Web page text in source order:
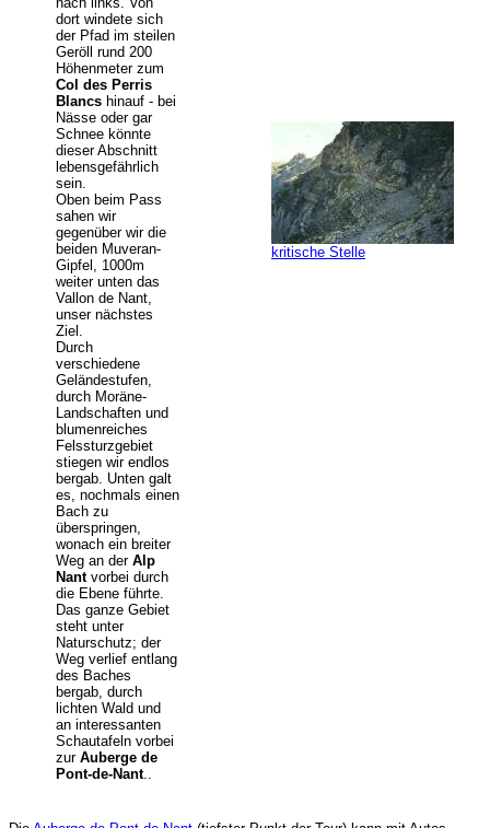
dort windete sich
der Pfad im steilen
Geröll rund 200
Höhenmeter zum
Col des Perris
Blancs hinauf - bei
Nässe oder gar
Schnee könnte
dieser Abschnitt
lebensgefährlich
sein.
Oben beim Pass
sahen wir
gegenüber wir die
beiden Muveran-
Gipfel, 1000m
weiter unten das
Vallon de Nant,
unser nächstes
Ziel.
Durch
verschiedene
Geländestufen,
durch Moräne-
Landschaften und
blumenreiches
Felssturzgebiet
stiegen wir endlos
bergab. Unten galt
es, nochmals einen
Bach zu
überspringen,
wonach ein breiter
Weg an derAlp
Nantvorbei durch
die Ebene führte.
Das ganze Gebiet
steht unter
Naturschutz; der
Weg verlief entlang
des Baches
bergab, durch
lichten Wald und
an interessanten
Schautafeln vorbei
zur Auberge de
Pont-de-Nant..
kritische Stelle